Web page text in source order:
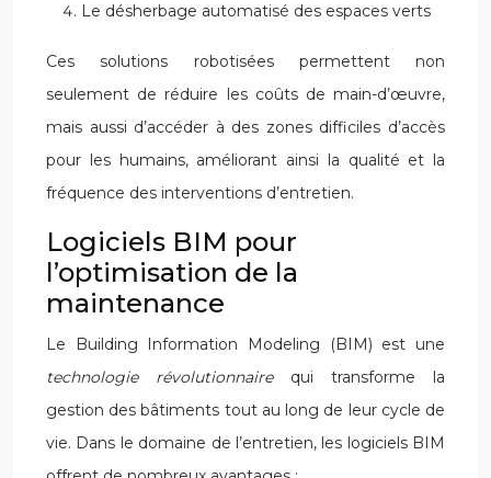
Le désherbage automatisé des espaces verts
Ces solutions robotisées permettent non
seulement de réduire les coûts de main-d’œuvre,
mais aussi d’accéder à des zones difficiles d’accès
pour les humains, améliorant ainsi la qualité et la
fréquence des interventions d’entretien.
Logiciels BIM pour
l’optimisation de la
maintenance
Le Building Information Modeling (BIM) est une
technologie révolutionnaire qui transforme la
gestion des bâtiments tout au long de leur cycle de
vie. Dans le domaine de l’entretien, les logiciels BIM